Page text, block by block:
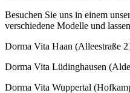
Besuchen Sie uns in einem
verschiedene Modelle und
Dorma Vita Haan (Alleestraße
Dorma Vita Lüdinghausen
Dorma Vita Wuppertal